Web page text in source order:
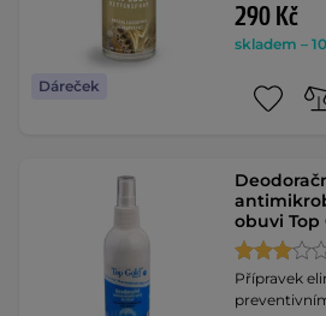
Dáreček
290 Kč
skladem –
obuvi Top
Přípravek